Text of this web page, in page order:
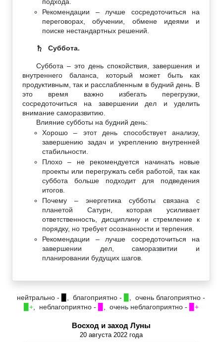
Рекомендации – лучше сосредоточиться на
переговорах, обучении, обмене идеями и
поиске нестандартных решений.
♄ Суббота.
Суббота – это день спокойствия, завершения и
внутреннего баланса, который может быть как
продуктивным, так и расслабленным в будний день. В
это время важно избегать перегрузки,
сосредоточиться на завершении дел и уделить
внимание саморазвитию.
Влияние субботы на будний день:
Хорошо – этот день способствует анализу,
завершению задач и укреплению внутренней
стабильности.
Плохо – не рекомендуется начинать новые
проекты или перегружать себя работой, так как
суббота больше подходит для подведения
итогов.
Почему – энергетика субботы связана с
планетой Сатурн, которая усиливает
ответственность, дисциплину и стремление к
порядку, но требует осознанности и терпения.
Рекомендации – лучше сосредоточиться на
завершении дел, саморазвитии и
планировании будущих шагов.
нейтрально - , благоприятно -
, очень благоприятно -
▉+, неблагоприятно - , очень неблагоприятно - ▉+
Восход и заход Луны
20 августа 2022 года